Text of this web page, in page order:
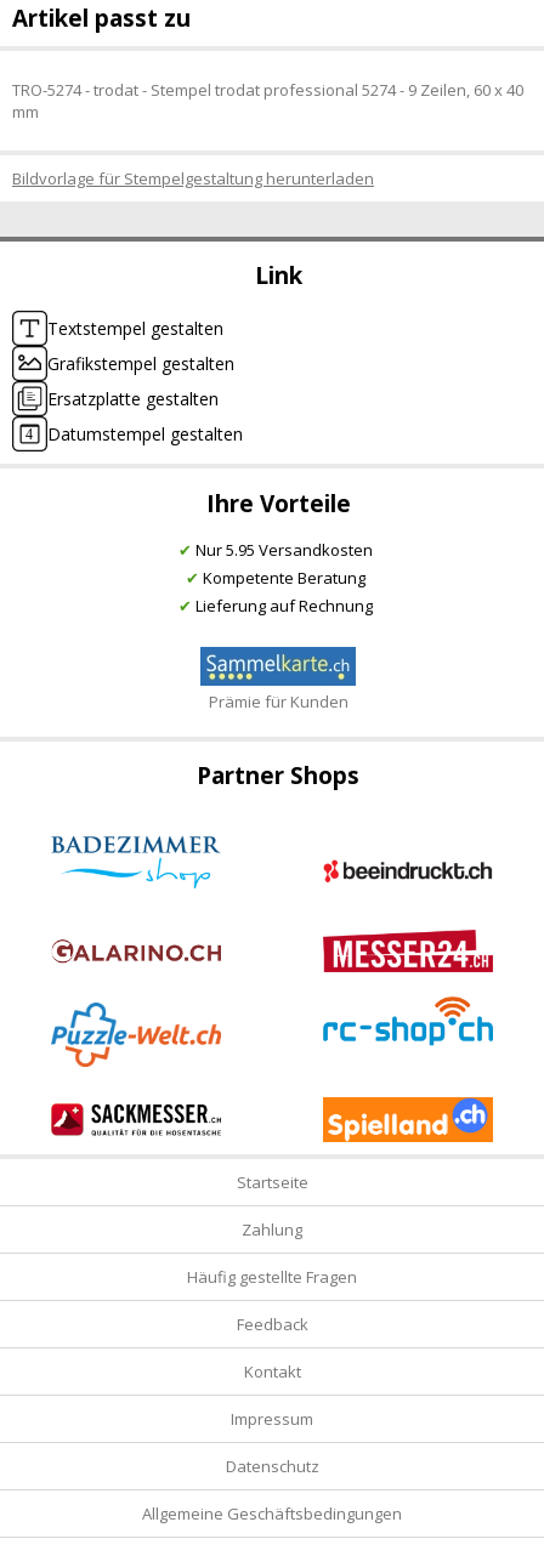
Link
Textstempel gestalten
Grafikstempel gestalten
Ersatzplatte gestalten
Datumstempel gestalten
Ihre Vorteile
✔ Nur 5.95 Versandkosten
✔ Kompetente Beratung
✔ Lieferung auf Rechnung
Prämie für Kunden
Artikel passt zu
TRO-5274 - trodat - Stempel trodat professional 5274 - 9 Zeilen, 60 x 40
mm
Bildvorlage für Stempelgestaltung herunterladen
Partner Shops
Startseite
Zahlung
Häufig gestellte Fragen
Feedback
Kontakt
Impressum
Datenschutz
Allgemeine Geschäftsbedingungen